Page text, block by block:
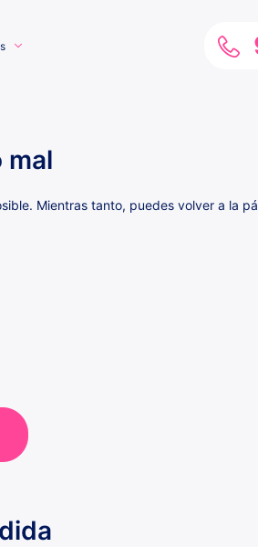
mal
Mientras tanto, puedes volver a la